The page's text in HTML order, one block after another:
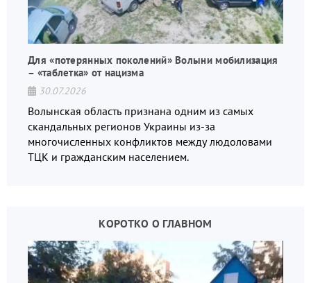
Для «потерянных поколений» Волыни мобилизация
– «таблетка» от нацизма
30.07.2026
Волынская область признана одним из самых
скандальных регионов Украины из-за
многочисленных конфликтов между людоловами
ТЦК и гражданским населением.
КОРОТКО О ГЛАВНОМ